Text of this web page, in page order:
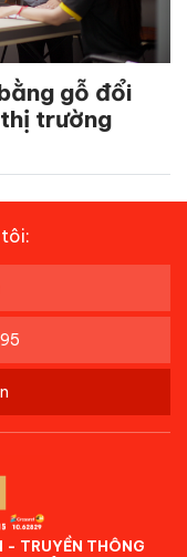
gỗ đổi
trường
- TRUYỀN THÔNG